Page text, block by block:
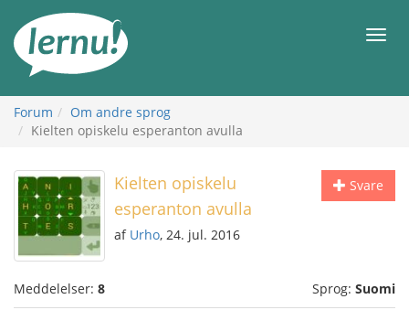
indholdet
Forum
Om andre sprog
Kielten opiskelu esperanton avulla
Svare
Kielten opiskelu
esperanton avulla
af Urho, 24. jul. 2016
Meddelelser: 8 Sprog: Suomi